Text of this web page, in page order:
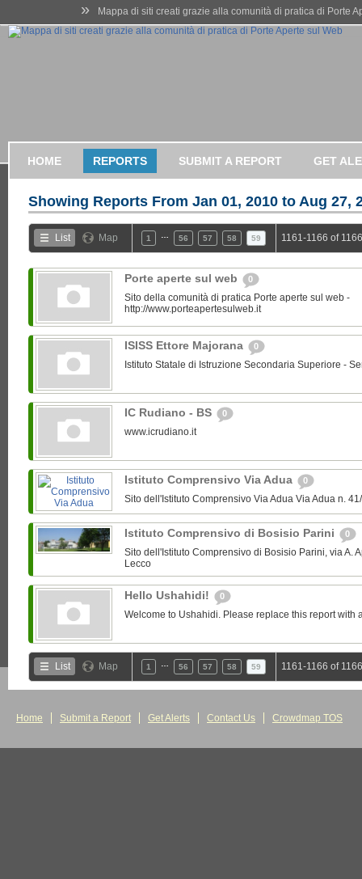
» Mappa di siti creati grazie alla comunità di pratica di Porte
HOME REPORTS SUBMIT A REPORT GET
Showing Reports From Jan 01, 2010 to Aug 27,
List Map 1 56 57 58 59 1161-1166 of
Porte aperte sul web 0
Sito della comunità di pratica Porte aperte sul web -
http://www.porteapertesulweb.it
ISISS Ettore Majorana 0
Istituto Statale di Istruzione Secondaria Superiore -
IC Rudiano - BS 0
www.icrudiano.it
Istituto Comprensivo Via Adua 0
Sito dell'Istituto Comprensivo Via Adua Via Adua n.
Istituto Comprensivo di Bosisio Parini 0
Sito dell'Istituto Comprensivo di Bosisio Parini, via A.
Lecco
Hello Ushahidi! 0
Welcome to Ushahidi. Please replace this report with
List Map 1 56 57 58 59 1161-1166 of
Home Submit a Report Get Alerts Contact Us Crowdmap TOS